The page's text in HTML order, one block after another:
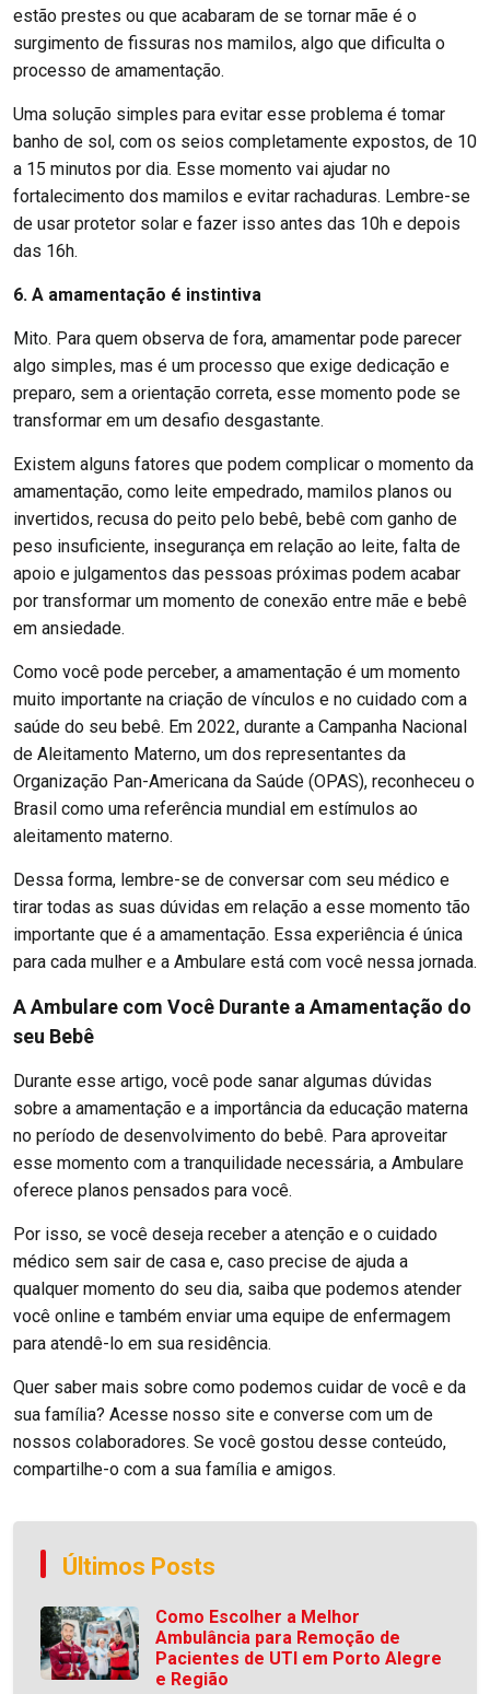
estão prestes ou que acabaram de se tornar mãe é o
surgimento de fissuras nos mamilos, algo que dificulta o
processo de amamentação.
Uma solução simples para evitar esse problema é tomar
banho de sol, com os seios completamente expostos, de 10
a 15 minutos por dia. Esse momento vai ajudar no
fortalecimento dos mamilos e evitar rachaduras. Lembre-se
de usar protetor solar e fazer isso antes das 10h e depois
das 16h.
6. A amamentação é instintiva
Mito. Para quem observa de fora, amamentar pode parecer
algo simples, mas é um processo que exige dedicação e
preparo, sem a orientação correta, esse momento pode se
transformar em um desafio desgastante.
Existem alguns fatores que podem complicar o momento da
amamentação, como leite empedrado, mamilos planos ou
invertidos, recusa do peito pelo bebê, bebê com ganho de
peso insuficiente, insegurança em relação ao leite, falta de
apoio e julgamentos das pessoas próximas podem acabar
por transformar um momento de conexão entre mãe e bebê
em ansiedade.
Como você pode perceber, a amamentação é um momento
muito importante na criação de vínculos e no cuidado com a
saúde do seu bebê. Em 2022, durante a Campanha Nacional
de Aleitamento Materno, um dos representantes da
Organização Pan-Americana da Saúde (OPAS), reconheceu o
Brasil como uma referência mundial em estímulos ao
aleitamento materno.
Dessa forma, lembre-se de conversar com seu médico e
tirar todas as suas dúvidas em relação a esse momento tão
importante que é a amamentação. Essa experiência é única
para cada mulher e a Ambulare está com você nessa jornada.
A Ambulare com Você Durante a Amamentação do
seu Bebê
Durante esse artigo, você pode sanar algumas dúvidas
sobre a amamentação e a importância da educação materna
no período de desenvolvimento do bebê. Para aproveitar
esse momento com a tranquilidade necessária, a Ambulare
oferece planos pensados para você.
Por isso, se você deseja receber a atenção e o cuidado
médico sem sair de casa e, caso precise de ajuda a
qualquer momento do seu dia, saiba que podemos atender
você online e também enviar uma equipe de enfermagem
para atendê-lo em sua residência.
Quer saber mais sobre como podemos cuidar de você e da
sua família? Acesse nosso site e converse com um de
nossos colaboradores. Se você gostou desse conteúdo,
compartilhe-o com a sua família e amigos.
Últimos Posts
Como Escolher a Melhor
Ambulância para Remoção de
Pacientes de UTI em Porto Alegre
e Região